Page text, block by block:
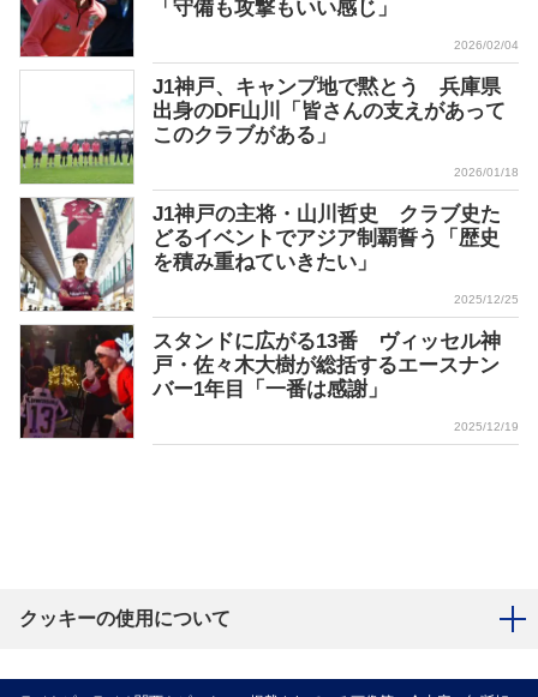
「守備も攻撃もいい感じ」
2026/02/04
J1神戸、キャンプ地で黙とう 兵庫県
出身のDF山川「皆さんの支えがあって
このクラブがある」
2026/01/18
J1神戸の主将・山川哲史 クラブ史た
どるイベントでアジア制覇誓う「歴史
を積み重ねていきたい」
2025/12/25
スタンドに広がる13番 ヴィッセル神
戸・佐々木大樹が総括するエースナン
バー1年目「一番は感謝」
2025/12/19
クッキーの使用について